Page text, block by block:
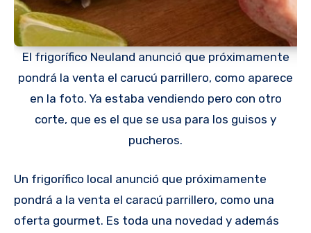
El frigorífico Neuland anunció que próximamente
pondrá la venta el carucú parrillero, como aparece
en la foto. Ya estaba vendiendo pero con otro
corte, que es el que se usa para los guisos y
pucheros.
Un frigorífico local anunció que próximamente
pondrá a la venta el caracú parrillero, como una
oferta gourmet. Es toda una novedad y además